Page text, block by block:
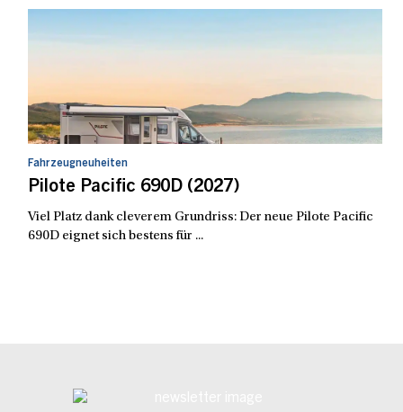
Fahrzeugneuheiten
Pilote Pacific 690D (2027)
Viel Platz dank cleverem Grundriss: Der neue Pilote Pacific
690D eignet sich bestens für ...